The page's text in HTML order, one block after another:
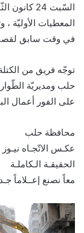
السّبت 24
المعطيات الأوليّة
في وقت سابق لقصف
توجّه فريق من
حلب ومديريّة
على الفور أعمال
محافظة حلب
عكـس الاتّجـاه نيـوز
الحقيقـة الـكاملـة
معاً نصنع إعــلاماً